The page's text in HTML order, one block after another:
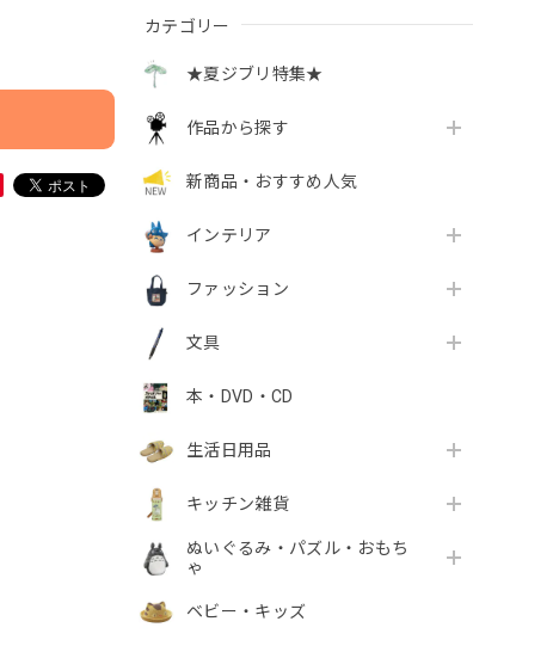
カテゴリー
★夏ジブリ特集★
作品から探す
新商品・おすすめ人気
インテリア
ファッション
文具
本・DVD・CD
生活日用品
キッチン雑貨
ぬいぐるみ・パズル・おもち
ゃ
ベビー・キッズ